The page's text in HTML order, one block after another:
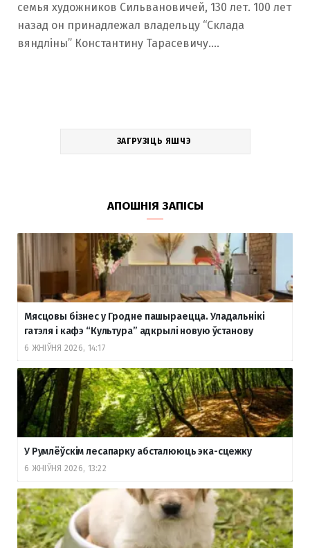
семья художников Сильвановичей, 130 лет. 100 лет
назад он принадлежал владельцу “Склада
вяндліны” Константину Тарасевичу.…
ЗАГРУЗІЦЬ ЯШЧЭ
АПОШНІЯ ЗАПІСЫ
Мясцовы бізнес у Гродне пашыраецца. Уладальнікі
гатэля і кафэ “Культура” адкрылі новую ўстанову
6 ЖНІЎНЯ 2026, 14:17
У Румлёўскім лесапарку абсталююць эка-сцежку
6 ЖНІЎНЯ 2026, 13:22